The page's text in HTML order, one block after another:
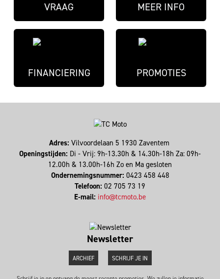
VRAAG MEER INFO
FINANCIERING PROMOTIES
Adres: Vilvoordelaan 5 1930 Zaventem
Openingstijden: Di - Vrij: 9h-13.30h & 14.30h-18h Za: 09h-
12.00h & 13.00h-16h Zo en Ma gesloten
Ondernemingsnummer: 0423 458 448
Telefoon: 02 705 73 19
E-mail: info@tcmoto.be
Newsletter
ARCHIEF SCHRIJF JE IN